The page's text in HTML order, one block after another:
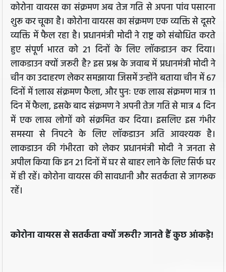
कोरोना वायरस का संक्रमण अब तेज गति से अपना पांव पसारना
शुरू कर चूका है। कोरोना वायरस का संक्रमण एक व्यक्ति से दूसरे
व्यक्ति में फैल रहा है। प्रधानमंत्री मोदी ने राष्ट्र को संबोधित करते
हुए संपूर्ण भारत को 21 दिनों के लिए लॉकडाउन कर दिया।
लाकडाउन क्यों जरूरी है? इस प्रश्न के जवाब में प्रधानमंत्री मोदी ने
चीन का उदाहरण लेकर समझाया जिसमें उन्होंने बताया चीन में 67
दिनों में 1लाख संक्रमण फैला, और पुनः एक लाख संक्रमण मात्र 11
दिन में फैला, इसके बाद संक्रमण ने अपनी तेज गति से मात्र 4 दिन
में एक लाख लोगों को संक्रमित कर दिया। इसलिए इस गंभीर
समस्या से निपटने के लिए लॉकडाउन अति आवश्यक है।
लाकडाउन की गंभीरता को लेकर प्रधानमंत्री मोदी ने जनता से
अपील किया कि इन 21 दिनों में घर से बाहर लाने के लिए सिर्फ घर
में ही रहें। कोरोना वायरस की सावधानी और सतर्कता से जागरूक
रहें।
कोरोना वायरस से सतर्कता क्यों जरूरी? जानते हैं कुछ आंकड़े!